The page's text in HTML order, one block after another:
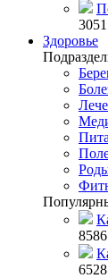
3051
Здоровье
8586
6528